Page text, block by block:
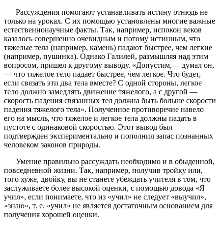
Рассуждения помогают устанавливать истину отнюдь не
только на уроках. С их помощью установлены многие важные
естественнонаучные факты. Так, например, испокон веков
казалось совершенно очевидным и потому истинным, что
тяжелые тела (например, камень) падают быстрее, чем легкие
(например, пушинка). Однако Галилей, размышляя над этим
вопросом, пришел к другому выводу. «Допустим,— думал он,
— что тяжелое тело падает быстрее, чем легкое. Что будет,
если связать эти два тела вместе? С одной стороны, легкое
тело должно замедлять движение тяжелого, а с другой —
скорость падения связанных тел должна быть больше скорости
падения тяжелого тела». Полученное противоречие навело
его на мысль, что тяжелое и легкое тела должны падать в
пустоте с одинаковой скоростью. Этот вывод был
подтвержден экспериментально и пополнил запас познанных
человеком законов природы.
Умение правильно рассуждать необходимо и в обыденной,
повседневной жизни. Так, например, получив тройку или,
того хуже, двойку, вы не станете убеждать учителя в том, что
заслуживаете более высокой оценки, с помощью довода «Я
учил», если понимаете, что из «учил» не следует «выучил»,
«знаю», т. е. «учил» не является достаточным основанием для
получения хорошей оценки.